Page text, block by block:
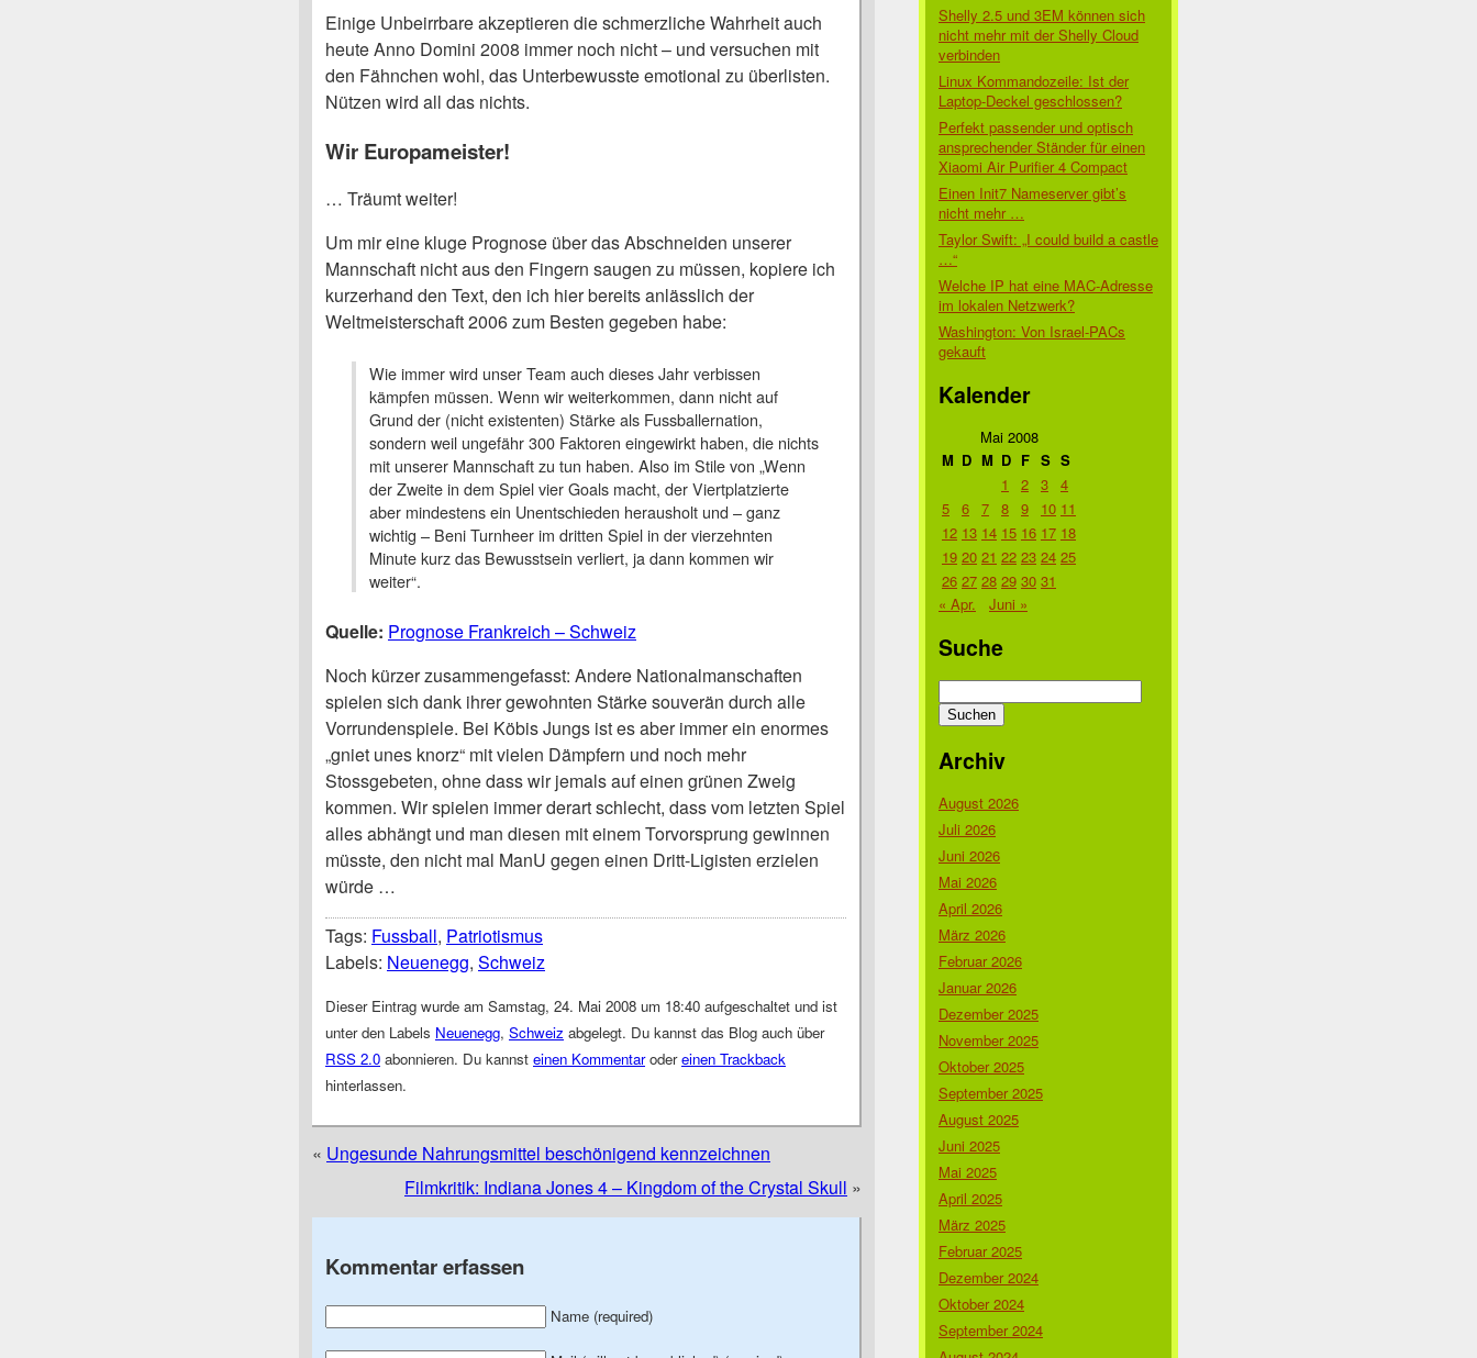
Einige Unbeirrbare akzeptieren die schmerzliche Wahrheit auch
heute Anno Domini 2008 immer noch nicht – und versuchen mit
den Fähnchen wohl, das Unterbewusste emotional zu überlisten.
Nützen wird all das nichts.
Wir Europameister!
… Träumt weiter!
Um mir eine kluge Prognose über das Abschneiden unserer
Mannschaft nicht aus den Fingern saugen zu müssen, kopiere ich
kurzerhand den Text, den ich hier bereits anlässlich der
Weltmeisterschaft 2006 zum Besten gegeben habe:
Wie immer wird unser Team auch dieses Jahr verbissen
kämpfen müssen. Wenn wir weiterkommen, dann nicht auf
Grund der (nicht existenten) Stärke als Fussballernation,
sondern weil ungefähr 300 Faktoren eingewirkt haben, die nichts
mit unserer Mannschaft zu tun haben. Also im Stile von „Wenn
der Zweite in dem Spiel vier Goals macht, der Viertplatzierte
aber mindestens ein Unentschieden herausholt und – ganz
wichtig – Beni Turnheer im dritten Spiel in der vierzehnten
Minute kurz das Bewusstsein verliert, ja dann kommen wir
weiter“.
Quelle: Prognose Frankreich – Schweiz
Noch kürzer zusammengefasst: Andere Nationalmanschaften
spielen sich dank ihrer gewohnten Stärke souverän durch alle
Vorrundenspiele. Bei Köbis Jungs ist es aber immer ein enormes
„gniet unes knorz“ mit vielen Dämpfern und noch mehr
Stossgebeten, ohne dass wir jemals auf einen grünen Zweig
kommen. Wir spielen immer derart schlecht, dass vom letzten Spiel
alles abhängt und man diesen mit einem Torvorsprung gewinnen
müsste, den nicht mal ManU gegen einen Dritt-Ligisten erzielen
würde …
Tags: Fussball, Patriotismus
Labels: Neuenegg, Schweiz
Dieser Eintrag wurde am Samstag, 24. Mai 2008 um 18:40 aufgeschaltet und ist
unter den Labels Neuenegg, Schweiz abgelegt. Du kannst das Blog auch über
RSS 2.0 abonnieren. Du kannst einen Kommentarodereinen Trackback
hinterlassen.
« Ungesunde Nahrungsmittel beschönigend kennzeichnen
Filmkritik: Indiana Jones 4 – Kingdom of the Crystal Skull »
Kommentar erfassen
Name (required)
Shelly 2.5 und 3EM können sich
nicht mehr mit der Shelly Cloud
verbinden
Linux Kommandozeile: Ist der
Laptop-Deckel geschlossen?
Perfekt passender und optisch
ansprechender Ständer für einen
Xiaomi Air Purifier 4 Compact
Einen Init7 Nameserver gibt’s
nicht mehr …
Taylor Swift: „I could build a castle
…“
Welche IP hat eine MAC-Adresse
im lokalen Netzwerk?
Washington: Von Israel-PACs
gekauft
Kalender
Mai 2008
M D M D F S S
1
2 3 4
5 6 7 8 9 10 11
12 13 14 15 16 17 18
19 20 21 22 23 24 25
26 27 28 29 30 31
« Apr.
Juni »
Suche
nach:
Archiv
August 2026
Juli 2026
Juni 2026
Mai 2026
April 2026
März 2026
Februar 2026
Januar 2026
Dezember 2025
November 2025
Oktober 2025
September 2025
August 2025
Juni 2025
Mai 2025
April 2025
März 2025
Februar 2025
Dezember 2024
Oktober 2024
September 2024